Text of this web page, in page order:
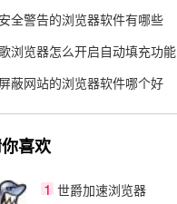
全警告的浏览器软件有哪些
浏览器怎么开启自动填充功能
蔽网站的浏览器软件哪个好
喜欢
1 世爵加速浏览器